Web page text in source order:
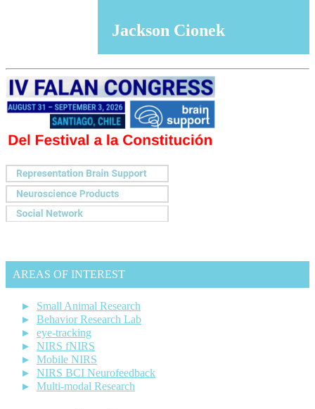
Jackson Cionek
AREAS OF INTEREST
Small Animal Research
Behavior Research Lab
eye-tracking
NIRS fNIRS
Mobile NIRS
NIRS BCI Neurofeedback
Multi-modal Research